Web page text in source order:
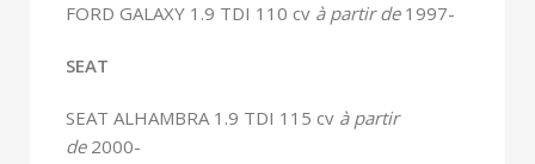
FORD GALAXY 1.9 TDI 110 cv à partir de 1997-
SEAT
SEAT ALHAMBRA 1.9 TDI 115 cv à partir
de 2000-